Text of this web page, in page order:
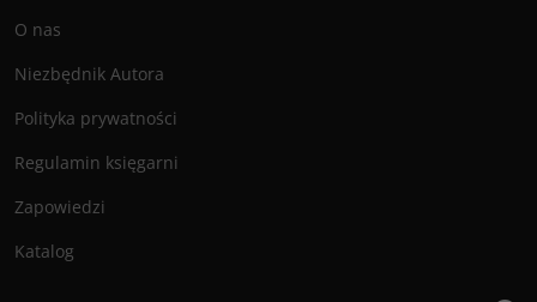
O nas
Niezbędnik Autora
Polityka prywatności
Regulamin księgarni
Zapowiedzi
Katalog